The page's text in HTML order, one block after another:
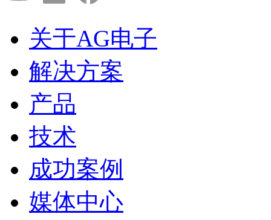
关于AG电子
解决方案
产品
技术
成功案例
媒体中心